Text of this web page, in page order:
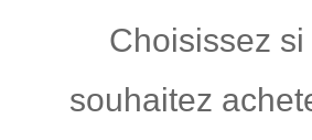
Choisissez si
souhaitez